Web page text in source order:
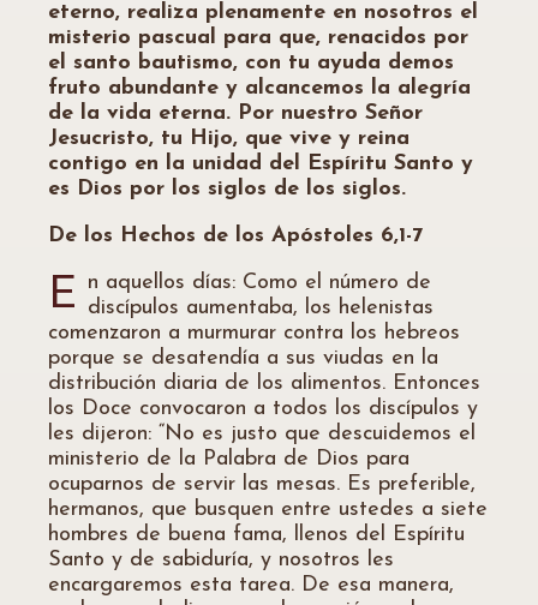
eterno, realiza plenamente en nosotros el
misterio pascual para que, renacidos por
el santo bautismo, con tu ayuda demos
fruto abundante y alcancemos la alegría
de la vida eterna. Por nuestro Señor
Jesucristo, tu Hijo, que vive y reina
contigo en la unidad del Espíritu Santo y
es Dios por los siglos de los siglos.
De los Hechos de los Apóstoles 6,1-7
E
n aquellos días: Como el número de
discípulos aumentaba, los helenistas
comenzaron a murmurar contra los hebreos
porque se desatendía a sus viudas en la
distribución diaria de los alimentos. Entonces
los Doce convocaron a todos los discípulos y
les dijeron: “No es justo que descuidemos el
ministerio de la Palabra de Dios para
ocuparnos de servir las mesas. Es preferible,
hermanos, que busquen entre ustedes a siete
hombres de buena fama, llenos del Espíritu
Santo y de sabiduría, y nosotros les
encargaremos esta tarea. De esa manera,